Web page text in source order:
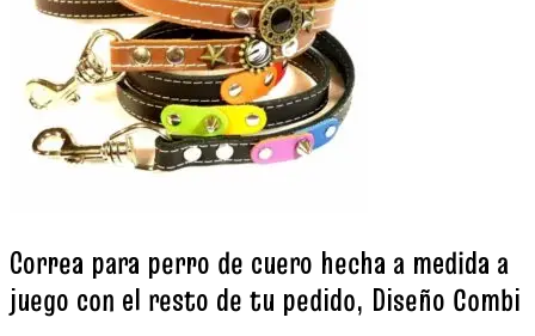
Correa para perro de cuero hecha a medida a
juego con el resto de tu pedido, Diseño Combi